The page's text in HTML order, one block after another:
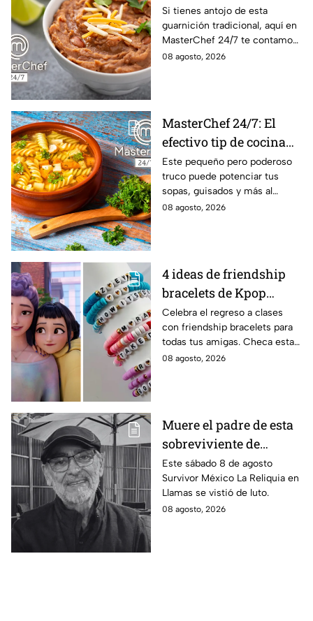
frijoles puercos estilo
Sonora?
Si tienes antojo de esta
guarnición tradicional, aquí en
MasterChef 24/7 te contamos
la receta.
08 agosto, 2026
MasterChef 24/7: El
efectivo tip de cocina
de las abuelas para
darle sabor extra al
caldillo
Este pequeño pero poderoso
truco puede potenciar tus
sopas, guisados y más al
máximo.
08 agosto, 2026
4 ideas de friendship
bracelets de Kpop
Demon Hunters para
intercambiar con tus
mejores amigas este
regreso a clases
Celebra el regreso a clases
con friendship bracelets para
todas tus amigas. Checa estas
4 ideas inspiradas en Kpop
08 agosto, 2026
Muere el padre de esta
sobreviviente de
Survivor México La
Reliquia en Llamas
Este sábado 8 de agosto
Survivor México La Reliquia en
Llamas se vistió de luto.
08 agosto, 2026